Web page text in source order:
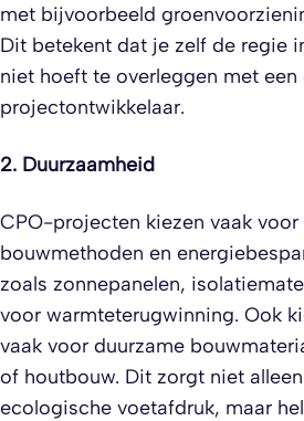
met bijvoorbeeld
Dit betekent dat je zelf de regie
niet hoeft te overleggen met een
projectontwikkelaar.
2. Duurzaamheid
CPO-projecten kiezen vaak voor
bouwmethoden en
zoals zonnepanelen,
voor warmteterugwinning. Ook
vaak voor duurzame
of houtbouw. Dit zorgt niet
ecologische voetafdruk, maar